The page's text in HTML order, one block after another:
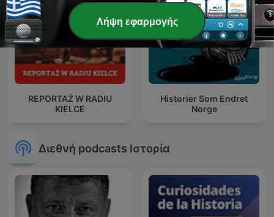
REPORTAŻ W RADIU
KIELCE
Historier Som Endret
Norge
Διεθνή podcasts Ιστορία
Λήψη εφαρμογής